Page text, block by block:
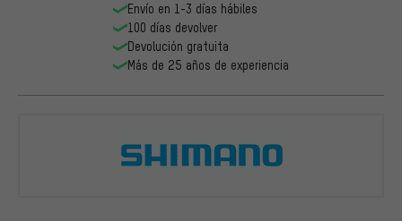
Envío en 1-3 días hábiles
100 días devolver
Devolución gratuita
Más de 25 años de experiencia
Shimano